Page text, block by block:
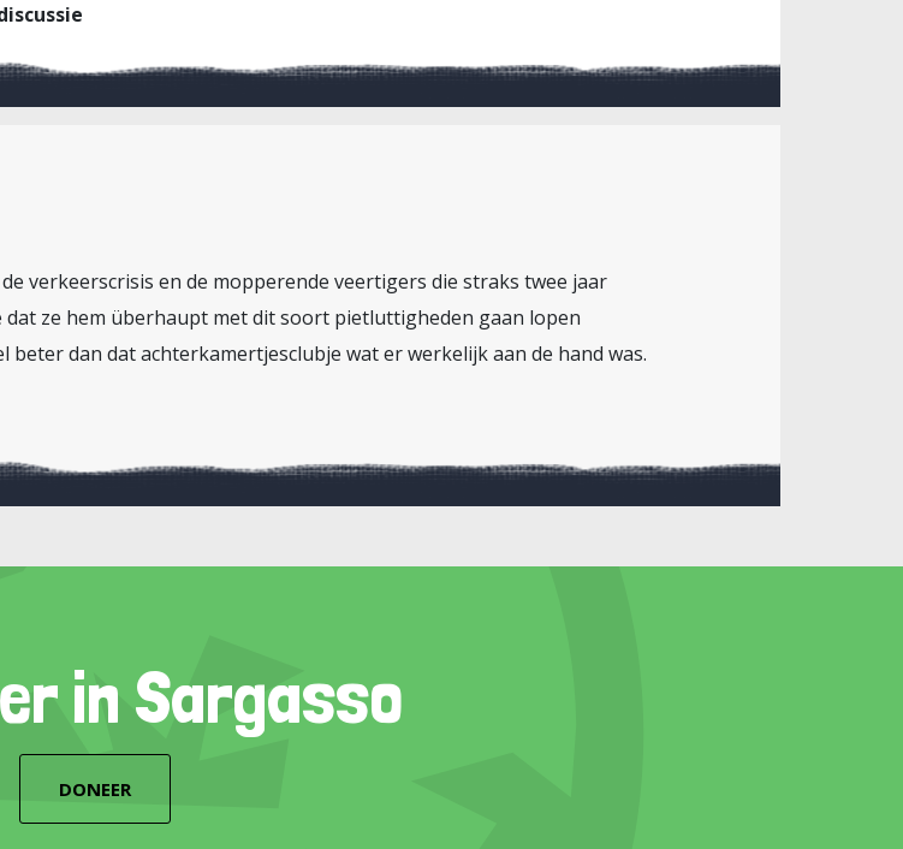
verkeerscrisis en de mopperende veertigers die straks twee jaar
ze hem überhaupt met dit soort pietluttigheden gaan lopen
beter dan dat achterkamertjesclubje wat er werkelijk aan de hand was.
in Sargasso
DONEER